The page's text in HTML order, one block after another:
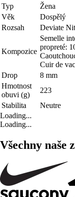
Typ
Žena
Věk
Dospělý
Rozsah
Deviate
Kompozice
Semelle
propreté:
Cuir de
Drop
8 mm
Hmotnost
obuvi (g)
223
Stabilita
Neutre
Loading...
Loading...
Všechny naše